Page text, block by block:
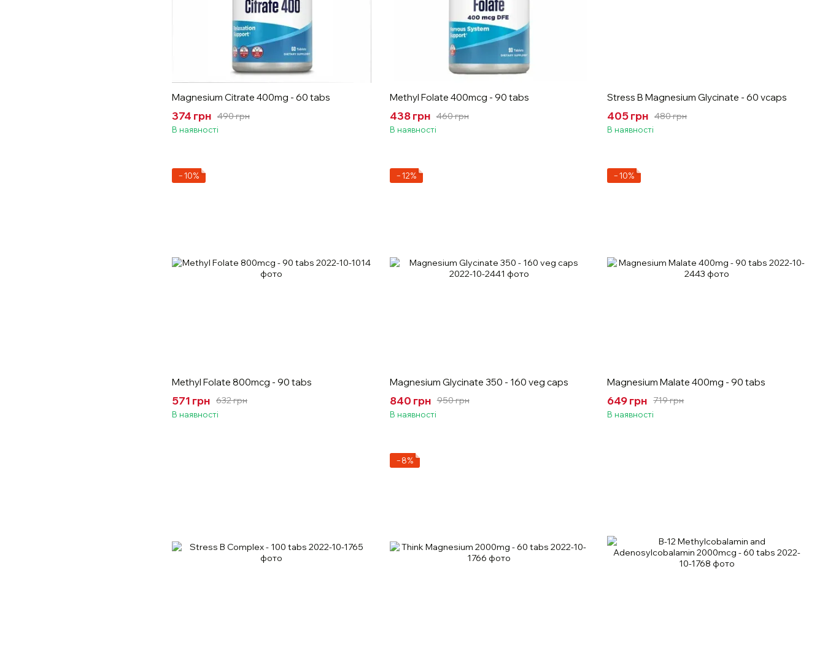
Magnesium Citrate 400mg - 60 tabs
490 грн
374 грн
В наявності
Methyl Folate 400mcg - 90 tabs
460 грн
438 грн
В наявності
Stress B Magnesium Glycinate - 60 vcaps
480 грн
405 грн
В наявності
−10%
Methyl Folate 800mcg - 90 tabs
632 грн
571 грн
В наявності
−12%
Magnesium Glycinate 350 - 160 veg caps
950 грн
840 грн
В наявності
−10%
Magnesium Malate 400mg - 90 tabs
719 грн
649 грн
В наявності
−8%